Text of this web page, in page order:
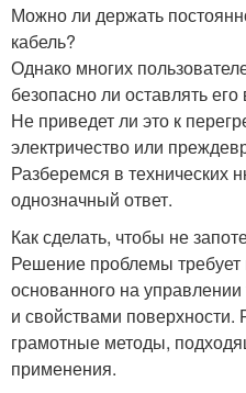
Можно ли держать
кабель?
Однако многих
безопасно ли оставлять
Не приведет ли это к
электричество или
Разберемся в технических
однозначный ответ.
Как сделать, чтобы не
Решение проблемы требует
основанного на
и свойствами поверхности.
грамотные методы,
применения.